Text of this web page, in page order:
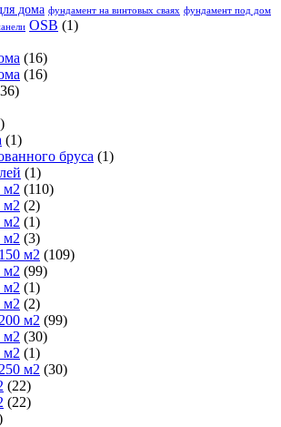
дома фундамент на винтовых сваях фундамент под дом
OSB (1)
(16)
(16)
(1)
бруса (1)
(1)
м2 (110)
м2 (2)
м2 (1)
м2 (3)
м2 (109)
м2 (99)
м2 (1)
м2 (2)
м2 (99)
м2 (30)
м2 (1)
м2 (30)
(22)
(22)